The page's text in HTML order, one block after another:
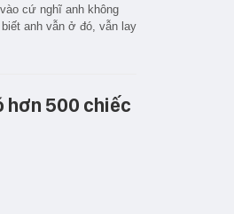
cứ nghĩ anh không
anh vẫn ở đó, vẫn lay
hơn 500 chiếc